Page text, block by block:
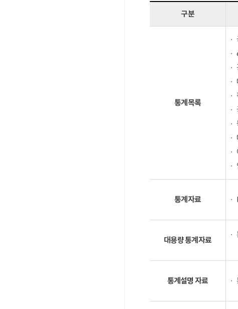
구분
통계목록
통계자료
대용량 통계자료
통계설명 자료